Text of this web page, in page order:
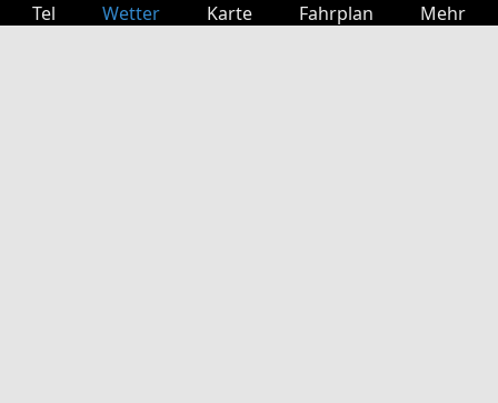
Tel Wetter Karte Fahrplan Mehr